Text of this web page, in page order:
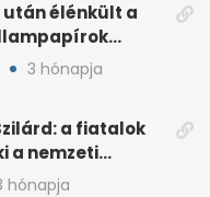
élénkült a
3 hónapja
a fiatalok
a nemzeti
hónapja